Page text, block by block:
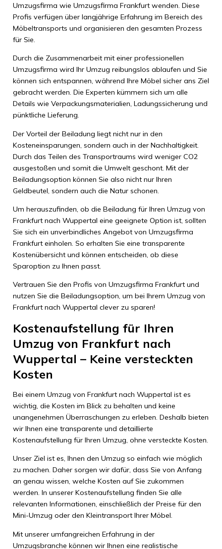
Umzugsfirma wie Umzugsfirma Frankfurt wenden. Diese
Profis verfügen über langjährige Erfahrung im Bereich des
Möbeltransports und organisieren den gesamten Prozess
für Sie.
Durch die Zusammenarbeit mit einer professionellen
Umzugsfirma wird Ihr Umzug reibungslos ablaufen und Sie
können sich entspannen, während Ihre Möbel sicher ans Ziel
gebracht werden. Die Experten kümmern sich um alle
Details wie Verpackungsmaterialien, Ladungssicherung und
pünktliche Lieferung.
Der Vorteil der Beiladung liegt nicht nur in den
Kosteneinsparungen, sondern auch in der Nachhaltigkeit.
Durch das Teilen des Transportraums wird weniger CO2
ausgestoßen und somit die Umwelt geschont. Mit der
Beiladungsoption können Sie also nicht nur Ihren
Geldbeutel, sondern auch die Natur schonen.
Um herauszufinden, ob die Beiladung für Ihren Umzug von
Frankfurt nach Wuppertal eine geeignete Option ist, sollten
Sie sich ein unverbindliches Angebot von Umzugsfirma
Frankfurt einholen. So erhalten Sie eine transparente
Kostenübersicht und können entscheiden, ob diese
Sparoption zu Ihnen passt.
Vertrauen Sie den Profis von Umzugsfirma Frankfurt und
nutzen Sie die Beiladungsoption, um bei Ihrem Umzug von
Frankfurt nach Wuppertal clever zu sparen!
Kostenaufstellung für Ihren
Umzug von Frankfurt nach
Wuppertal – Keine versteckten
Kosten
Bei einem Umzug von Frankfurt nach Wuppertal ist es
wichtig, die Kosten im Blick zu behalten und keine
unangenehmen Überraschungen zu erleben. Deshalb bieten
wir Ihnen eine transparente und detaillierte
Kostenaufstellung für Ihren Umzug, ohne versteckte Kosten.
Unser Ziel ist es, Ihnen den Umzug so einfach wie möglich
zu machen. Daher sorgen wir dafür, dass Sie von Anfang
an genau wissen, welche Kosten auf Sie zukommen
werden. In unserer Kostenaufstellung finden Sie alle
relevanten Informationen, einschließlich der Preise für den
Mini-Umzug oder den Kleintransport Ihrer Möbel.
Mit unserer umfangreichen Erfahrung in der
Umzugsbranche können wir Ihnen eine realistische